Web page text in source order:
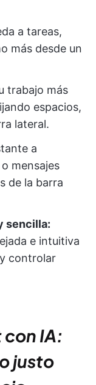
a tareas,
más desde un
trabajo más
espacios,
lateral.
a
mensajes
de la barra
sencilla:
e intuitiva
controlar
IA:
justo